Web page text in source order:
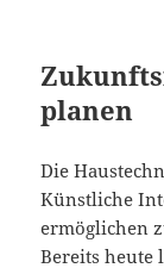
planen
Die
Künstliche
ermöglichen
Bereits heute